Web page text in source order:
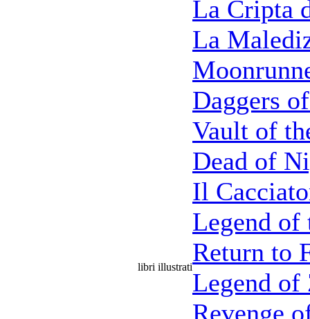
libri illustrati
La Cripta
La
Daggers
Vault of
Dead of
Il
Legend of
Return to
Legend of
Revenge